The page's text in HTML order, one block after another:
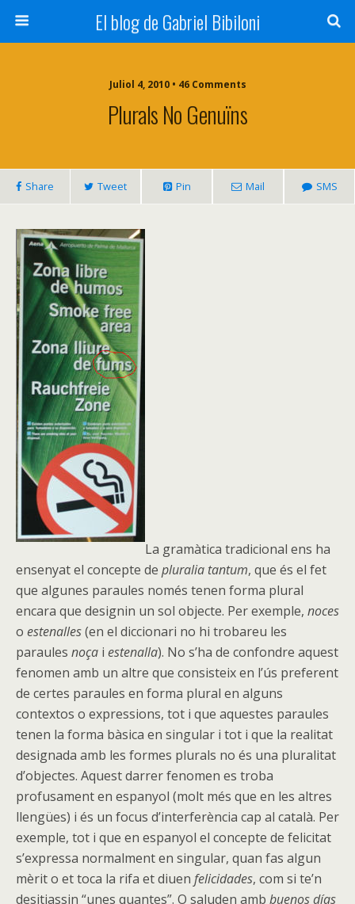
El blog de Gabriel Bibiloni
Juliol 4, 2010 • 46 Comments
Plurals No Genuïns
Share Tweet Pin Mail SMS
La gramàtica tradicional ens ha
ensenyat el concepte de pluralia tantum, que és el fet
que algunes paraules només tenen forma plural
encara que designin un sol objecte. Per exemple, noces
o estenalles(en el diccionari no hi trobareu les
paraules noça i estenalla). No s’ha de confondre aquest
fenomen amb un altre que consisteix en l’ús preferent
de certes paraules en forma plural en alguns
contextos o expressions, tot i que aquestes paraules
tenen la forma bàsica en singular i tot i que la realitat
designada amb les formes plurals no és una pluralitat
d’objectes. Aquest darrer fenomen es troba
profusament en espanyol (molt més que en les altres
llengües) i és un focus d’interferència cap al català. Per
exemple, tot i que en espanyol el concepte de felicitat
s’expressa normalment en singular, quan fas algun
mèrit o et toca la rifa et diuen felicidades, com si te’n
desitjassin “unes quantes”. O saluden amb buenos días